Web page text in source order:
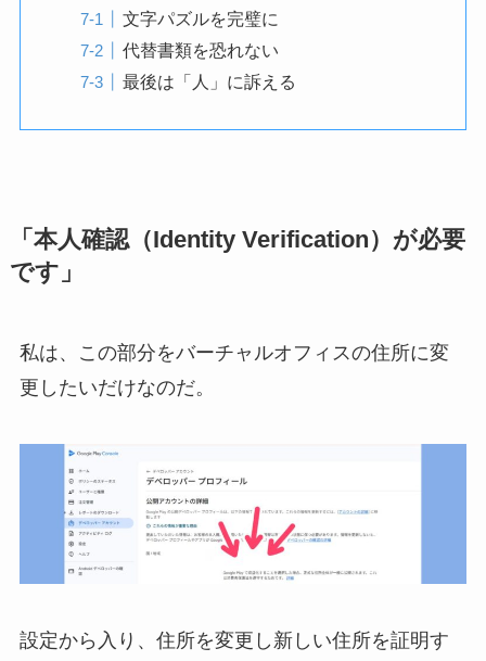
文字パズルを完璧に
代替書類を恐れない
最後は「人」に訴える
「本人確認（Identity Verification）が必要
です」
私は、この部分をバーチャルオフィスの住所に変
更したいだけなのだ。
設定から入り、住所を変更し新しい住所を証明す